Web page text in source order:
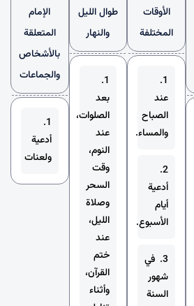
الأوقات
المختلفة
1.
عند
الصباح
والمساء.
2.
أدعية
أيام
الأسبوع.
3. في
شهور
السنة
طوال الليل
والنهار
1.
بعد
الصلوات،
عند
النوم،
وقت
السحر
وصلاة
الليل،
عند
ختم
القرآن،
وأثناء
الإمام
المتعلقة
بالأشخاص
والجماعات
1.
أدعية
ولعنات